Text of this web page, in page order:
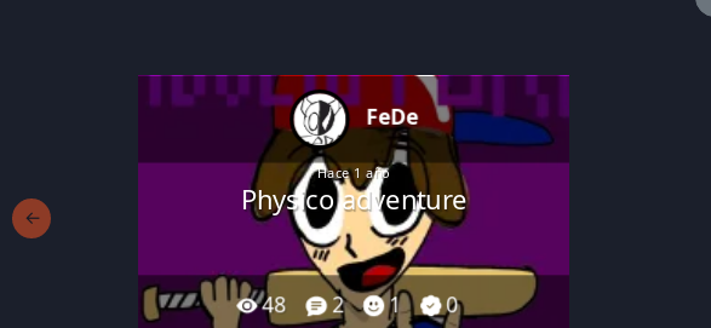
←
FeDe
Hace 1 año
Physico adventure
48 2 1 0